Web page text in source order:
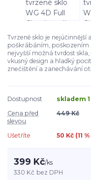
Tvrzené sklo je nejúčinnější
poškrábáním, poškozením
nejvyšší možná tvrdost
vkusný design a hladký
znečištění a zanechávání
Dostupnost
skladem 1
Cena před
slevou
449 Kč
Ušetříte 50 Kč (11
399 Kč/ks
330 Kč bez DPH